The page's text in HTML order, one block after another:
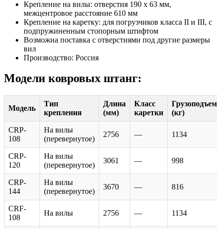
Крепление на вилы: отверстия 190 x 63 мм,
межцентровое расстояние 610 мм
Крепление на каретку: для погрузчиков класса II и III, с
подпружиненным стопорным штифтом
Возможна поставка с отверстиями под другие размеры
вил
Производство: Россия
Модели ковровых штанг:
Модель
Тип
крепления
Длина
(мм)
Класс
каретки
(кг)
CRP-
108
На вилы
(перевернутое)
2756 — 1134
CRP-
120
На вилы
(перевернутое)
3061 — 998
CRP-
144
На вилы
(перевернутое)
3670 — 816
CRF-
108
На вилы 2756 — 1134